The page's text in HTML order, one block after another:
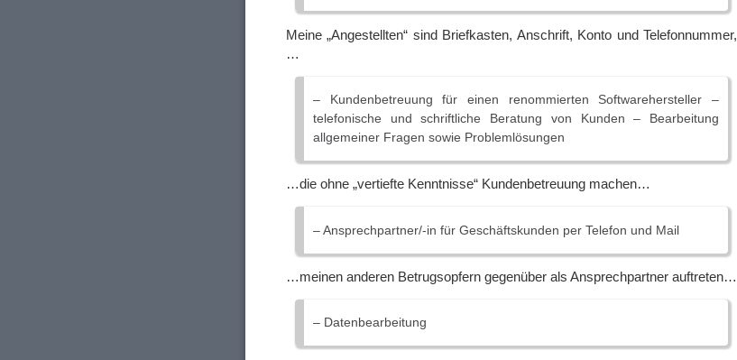
Meine „Angestellten“ sind Briefkasten, Anschrift, Konto und Telefonnummer,
…
– Kundenbetreuung für einen renommierten Softwarehersteller –
telefonische und schriftliche Beratung von Kunden – Bearbeitung
allgemeiner Fragen sowie Problemlösungen
…die ohne „vertiefte Kenntnisse“ Kundenbetreuung machen…
– Ansprechpartner/-in für Geschäftskunden per Telefon und Mail
…meinen anderen Betrugsopfern gegenüber als Ansprechpartner auftreten…
– Datenbearbeitung